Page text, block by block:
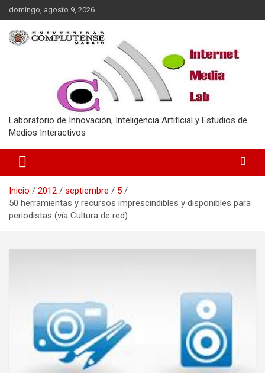
Saltar
al
contenido
domingo, agosto 9, 2026
Laboratorio de Innovación, Inteligencia Artificial y Estudios de
Medios Interactivos
Inicio 2012 septiembre
5
50 herramientas y recursos imprescindibles y disponibles para
periodistas (vía Cultura de red)